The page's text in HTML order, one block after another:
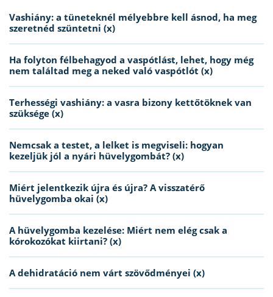
Vashiány: a tüneteknél mélyebbre kell ásnod, ha meg
szeretnéd szüntetni (x)
Ha folyton félbehagyod a vaspótlást, lehet, hogy még
nem találtad meg a neked való vaspótlót (x)
Terhességi vashiány: a vasra bizony kettőtöknek van
szüksége (x)
Nemcsak a testet, a lelket is megviseli: hogyan
kezeljük jól a nyári hüvelygombát? (x)
Miért jelentkezik újra és újra? A visszatérő
hüvelygomba okai (x)
A hüvelygomba kezelése: Miért nem elég csak a
kórokozókat kiirtani? (x)
A dehidratáció nem várt szövődményei (x)